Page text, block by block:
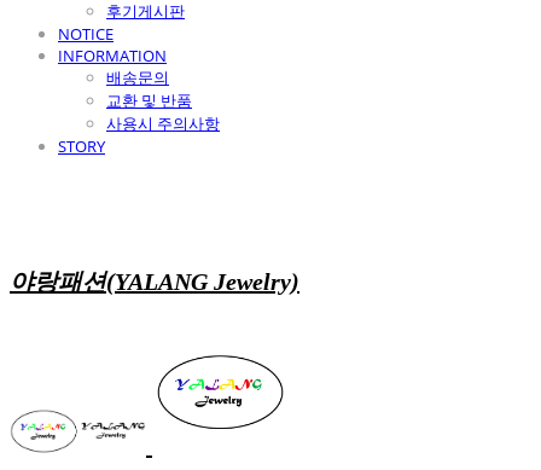
후기게시판
NOTICE
INFORMATION
배송문의
교환 및 반품
사용시 주의사항
STORY
야랑패션(YALANG Jewelry)